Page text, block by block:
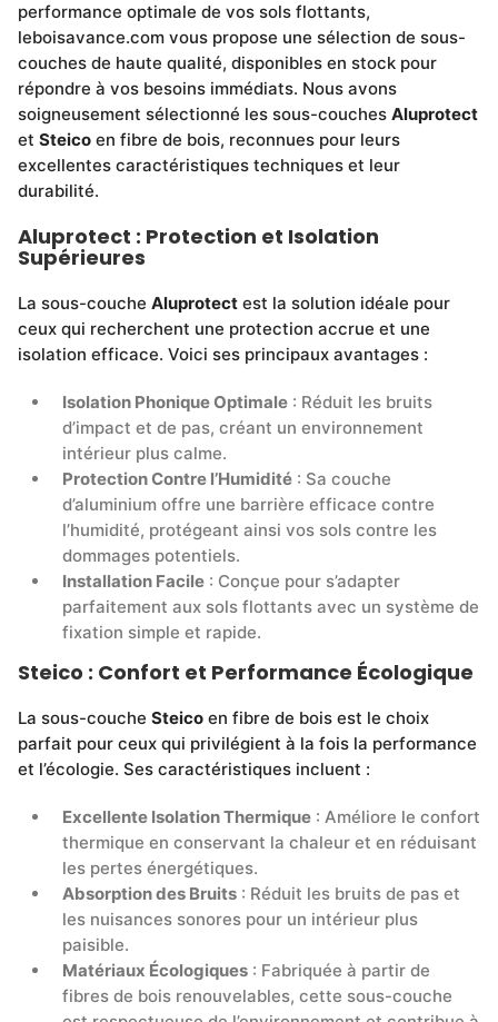
performance optimale de vos sols flottants,
leboisavance.com vous propose une sélection de sous-
couches de haute qualité, disponibles en stock pour
répondre à vos besoins immédiats. Nous avons
soigneusement sélectionné les sous-couches Aluprotect
et Steico en fibre de bois, reconnues pour leurs
excellentes caractéristiques techniques et leur
durabilité.
Aluprotect : Protection et Isolation
Supérieures
La sous-couche Aluprotect est la solution idéale pour
ceux qui recherchent une protection accrue et une
isolation efficace. Voici ses principaux avantages :
Isolation Phonique Optimale : Réduit les bruits
d’impact et de pas, créant un environnement
intérieur plus calme.
Protection Contre l’Humidité : Sa couche
d’aluminium offre une barrière efficace contre
l’humidité, protégeant ainsi vos sols contre les
dommages potentiels.
Installation Facile : Conçue pour s’adapter
parfaitement aux sols flottants avec un système de
fixation simple et rapide.
Steico : Confort et Performance Écologique
La sous-couche Steico en fibre de bois est le choix
parfait pour ceux qui privilégient à la fois la performance
et l’écologie. Ses caractéristiques incluent :
Excellente Isolation Thermique : Améliore le confort
thermique en conservant la chaleur et en réduisant
les pertes énergétiques.
Absorption des Bruits : Réduit les bruits de pas et
les nuisances sonores pour un intérieur plus
paisible.
Matériaux Écologiques : Fabriquée à partir de
fibres de bois renouvelables, cette sous-couche